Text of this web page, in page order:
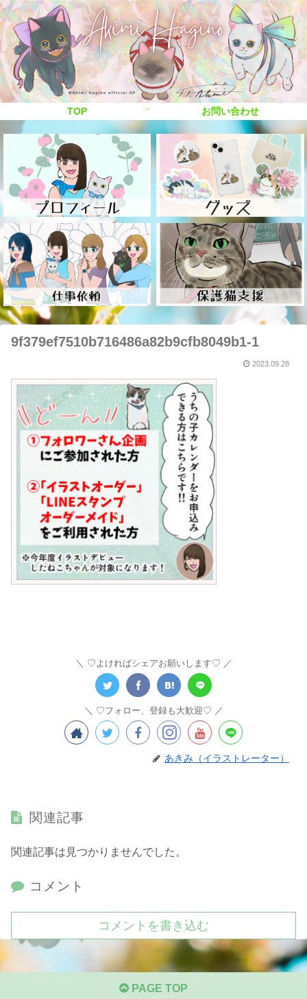
TOP お問い合わせ
9f379ef7510b716486a82b9cfb8049b1-1
2023.09.28
♡よければシェアお願いします♡
♡フォロー、登録も大歓迎♡
あきみ（イラストレーター）
関連記事
関連記事は見つかりませんでした。
コメント
コメントを書き込む
PAGE TOP